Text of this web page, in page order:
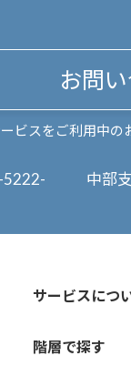
お問
ビスをご利用中の
5222-
中部
サービスにつ
階層で探す